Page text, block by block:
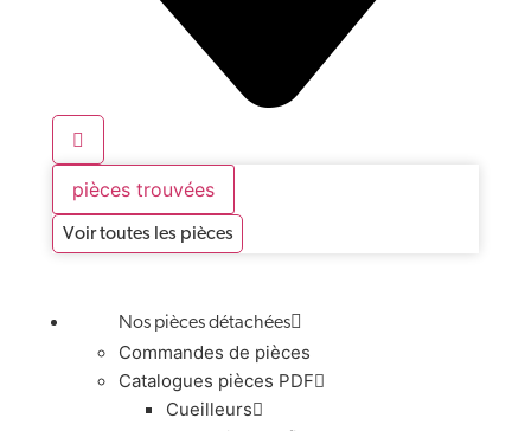
pièces trouvées
Voir toutes les pièces
Nos pièces détachées
Commandes de pièces
Catalogues pièces PDF
Cueilleurs